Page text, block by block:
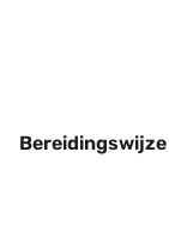
Bereidingswijze